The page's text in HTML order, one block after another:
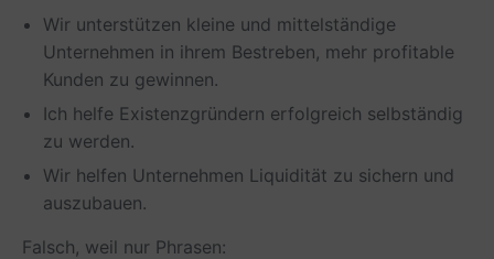
Wir unterstützen kleine und mittelständige
Unternehmen in ihrem Bestreben, mehr profitable
Kunden zu gewinnen.
Ich helfe Existenzgründern erfolgreich selbständig
zu werden.
Wir helfen Unternehmen Liquidität zu sichern und
auszubauen.
Falsch, weil nur Phrasen: